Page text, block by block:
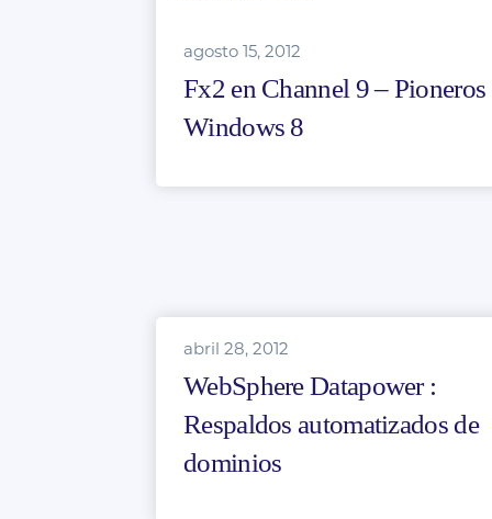
agosto 15, 2012
Fx2 en Channel 9 – Pioneros
Windows 8
abril 28, 2012
WebSphere Datapower :
Respaldos automatizados de
dominios